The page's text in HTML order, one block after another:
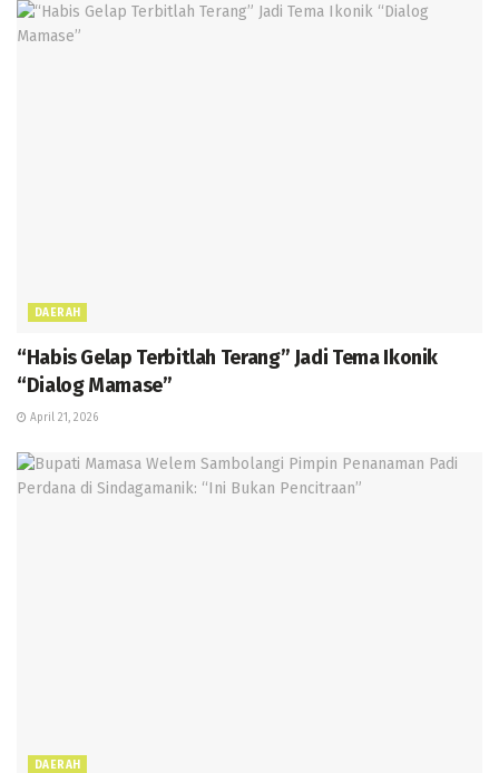
DAERAH
“Habis Gelap Terbitlah Terang” Jadi Tema Ikonik
“Dialog Mamase”
April 21, 2026
DAERAH